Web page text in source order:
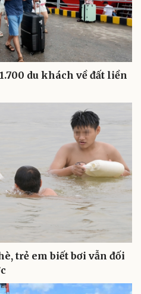
Câu chuyện thời sự
Đọc truyện đêm khuya
Kể chuyện cho bé
du khách về đất liền
trẻ em biết bơi vẫn đối